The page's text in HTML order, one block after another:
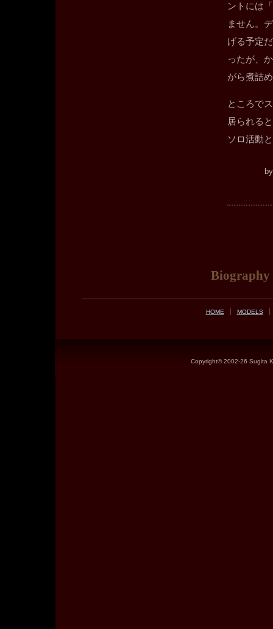
ントには
ません。
げる予定
ったが、
がら煮詰
ところで
居られる
ソロ活動
Biography
HOME MODELS
Copyright©2002-26 Sugita